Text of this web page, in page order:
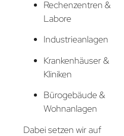
Rechenzentren &
Labore
Industrieanlagen
Krankenhäuser &
Kliniken
Bürogebäude &
Wohnanlagen
Dabei setzen wir auf